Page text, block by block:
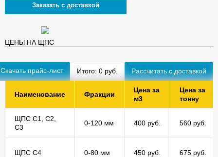
Заказать с доставкой
ЦЕНЫ НА ЩПС
Скачать прайс-лист Итого: 0 руб.
Наименование Фракции
Цена за
м3
Цена за
тонну
ЩПС С1, С2,
С3
0-120 мм 400 руб. 560 руб.
ЩПС С4 0-80 мм 450 руб. 675 руб.